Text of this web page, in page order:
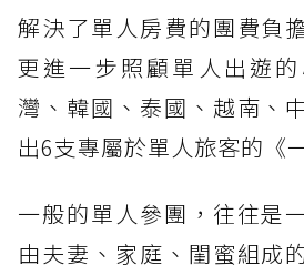
解決了單人房費的團費負
更進一步照顧單人出遊
灣、韓國、泰國、越南、
出6支專屬於單人旅客的《
一般的單人參團，往往是
由夫妻、家庭、閨蜜組成